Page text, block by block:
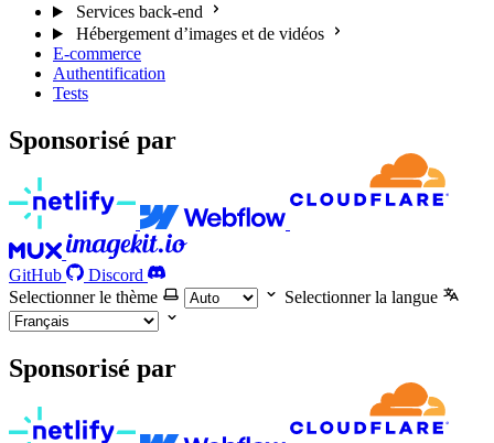
Services back-end
Hébergement d’images et de vidéos
E-commerce
Authentification
Tests
Sponsorisé par
GitHub
Discord
Selectionner le thème
Selectionner la langue
Sponsorisé par